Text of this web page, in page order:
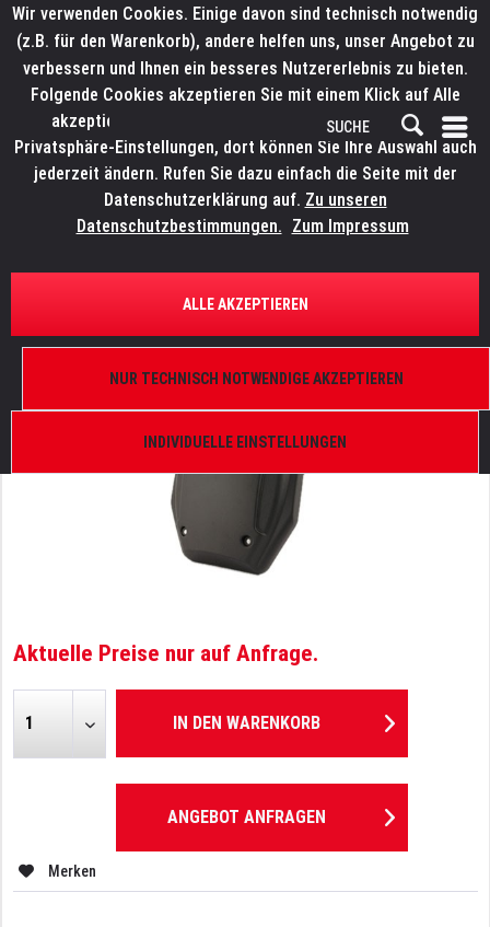
ÜBERSICHT ERSATZTEILE
Aktuelle Preise nur auf Anfrage.
IN DEN WARENKORB
ANGEBOT ANFRAGEN
Merken
Wir verwenden Cookies. Einige davon sind technisch notwendig
(z.B. für den Warenkorb), andere helfen uns, unser Angebot zu
verbessern und Ihnen ein besseres Nutzererlebnis zu bieten.
Folgende Cookies akzeptieren Sie mit einem Klick auf Alle
akzeptieren. Weitere Informationen finden Sie in den
Privatsphäre-Einstellungen, dort können Sie Ihre Auswahl auch
jederzeit ändern. Rufen Sie dazu einfach die Seite mit der
Datenschutzerklärung auf. Zu unseren
Datenschutzbestimmungen. Zum Impressum
INDIVIDUELLE EINSTELLUNGEN
NUR TECHNISCH NOTWENDIGE AKZEPTIEREN
ALLE AKZEPTIEREN